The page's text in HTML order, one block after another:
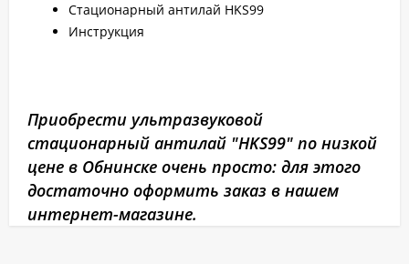
Стационарный антилай HKS99
Инструкция
Приобрести ультразвуковой
стационарный антилай "HKS99" по низкой
цене в Обнинске очень просто: для этого
достаточно оформить заказ в нашем
интернет-магазине.